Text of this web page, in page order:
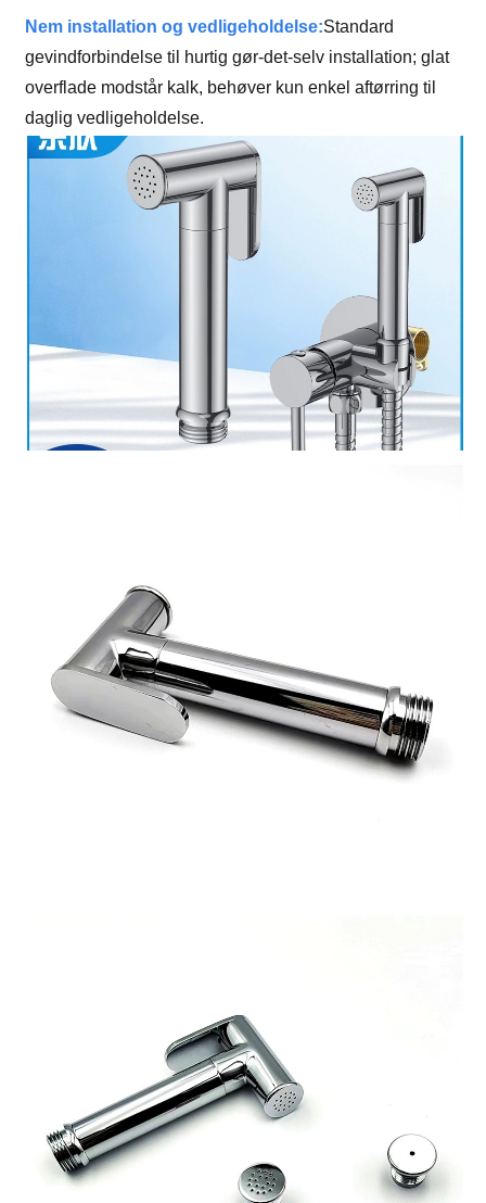
Nem installation og vedligeholdelse:Standard
gevindforbindelse til hurtig gør-det-selv installation; glat
overflade modstår kalk, behøver kun enkel aftørring til
daglig vedligeholdelse.